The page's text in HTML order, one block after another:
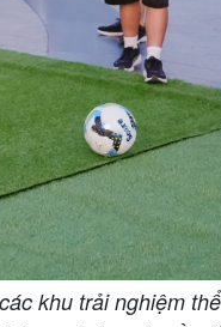
khu trải nghiệm